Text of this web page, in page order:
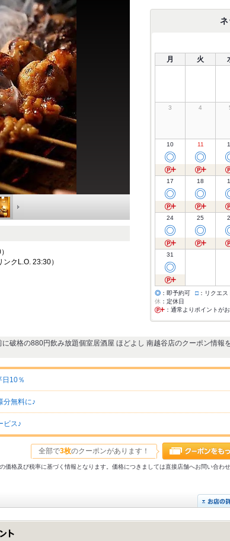
クL.O. 23:30）
ネ
月 火
3 4
10
◎
11
◎
17
◎
18
◎
24
◎
25
◎
31
◎
◎ ：即予約可 □ ：リクエ
休 ：定休日
：通常よりポイントが
に破格の880円飲み放題個室居酒屋 ほどよし 南越谷店のクーポン情報
10％
分無料に♪
ビス♪
全部で3枚のクーポンがあります！
格及び税率に基づく情報となります。価格につきましては直接店舗へお問い合わせ